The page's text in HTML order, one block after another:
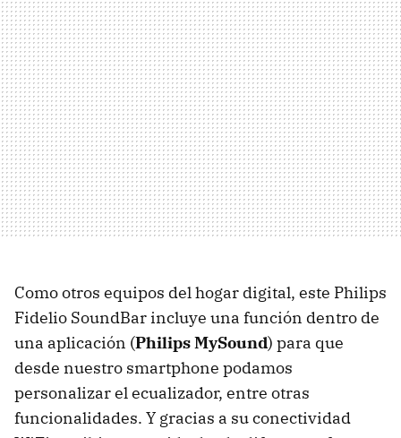
Como otros equipos del hogar digital, este Philips
Fidelio SoundBar incluye una función dentro de
una aplicación (Philips MySound) para que
desde nuestro smartphone podamos
personalizar el ecualizador, entre otras
funcionalidades. Y gracias a su conectividad